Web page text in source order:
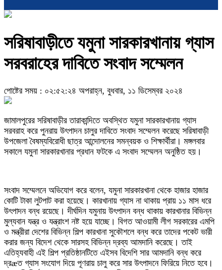
সরিষাবাড়ীতে যমুনা সারকারখানায় গ্যাস
সরবরাহের দাবিতে সংবাদ সম্মেলন
পোষ্টের সময় : ০২:৫২:২৪ অপরাহ্ন, বুধবার, ১১ ডিসেম্বর ২০২৪
জামালপুরের সরিষাবাড়ীর তারাকান্দিতে অবস্থিত যমুনা সারকারখানায় গ্যাস
সরবরাহ করে পুনরায় উৎপাদন চালুর দাবিতে সংবাদ সম্মেলন করেছে সরিষাবাড়ী
উপজেলা বৈষম্যবিরোধী ছাত্র আন্দোলনের সমন্বয়ক ও শিক্ষার্থীরা। মঙ্গলবার
সকালে যমুনা সারকারখানার প্রধান ফটকে এ সংবাদ সম্মেলন অনুষ্ঠিত হয়।
সংবাদ সম্মেলনে অভিযোগ করে বলেন, যমুনা সারকারখানা থেকে হাজার হাজার
কোটি টাকা লুটপাট করা হয়েছে। কারখানায় গ্যাস না থাকায় প্রায় ১১ মাস ধরে
উৎপাদন বন্ধ রয়েছে। দীর্ঘদিন যমুনায় উৎপাদন বন্ধ থাকায় কারখানার বিভিন্ন
মুল্যবান যন্ত্র ও যন্ত্রাংশ নষ্ট হয়ে যাচ্ছে। বিগত আওয়ামী লীগ সরকারের এমপি
ও মন্ত্রীরা দেশের বিভিন্ন শিল্প কারখানা সুকৌশলে বন্ধ করে তাদের পকেট ভারী
করার জন্য বিদেশ থেকে সারসহ বিভিন্ন দ্রব্য আমদানি করেছে। তাই
এতিহ্যবাহী এই শিল্প প্রতিষ্ঠানটিতে এইসব বিদেশি সার আমদানি বন্ধ করে
দ্রæত গ্যাস সংযোগ দিয়ে পূণরায় চালু করে সার উৎপাদনে ফিরিয়ে নিতে হবে।